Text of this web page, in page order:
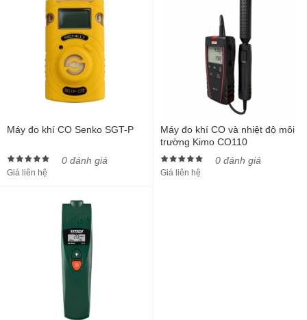
Máy đo khí CO Senko SGT-P
0 đánh giá
Giá liên hệ
Máy đo khí CO và nhiệt độ môi
trường Kimo CO110
0 đánh giá
Giá liên hệ